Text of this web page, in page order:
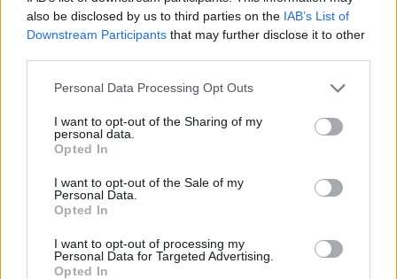
also be disclosed by us to third parties on the IAB’s List of
Downstream Participants that may further disclose it to other
Personal Data Processing Opt Outs
I want to opt-out of the Sharing of my
personal data.
Opted In
I want to opt-out of the Sale of my
Personal Data.
Opted In
I want to opt-out of processing my
Personal Data for Targeted Advertising.
Opted In
Luvassa jännitysnäytelmä!
kentälliset Kanada-otteluun
Nuorilla Leijonilla valtaisat
lohkon tilanne
LIITTYVÄT ARTIKKELIT LISÄÄ TEKIJÄLTÄ
U20 MM-kisat: Latvia – Suomi näkyy
ilmaiseksi TV:stä